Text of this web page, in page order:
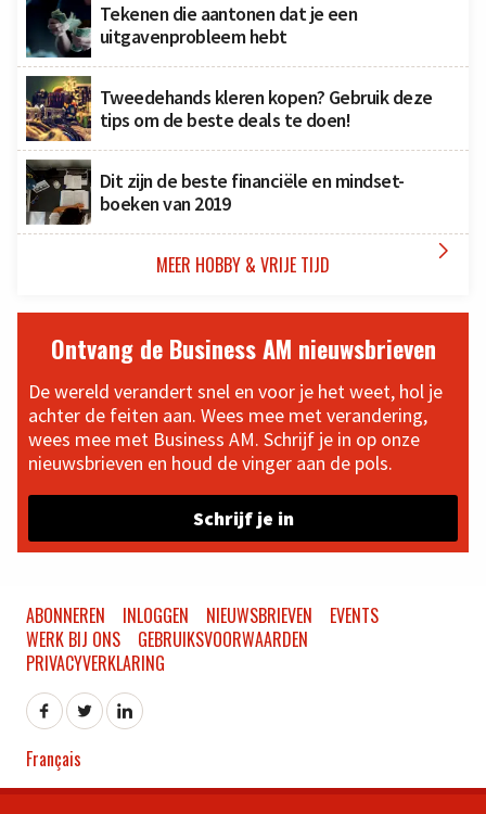
Tekenen die aantonen dat je een
uitgavenprobleem hebt
Tweedehands kleren kopen? Gebruik deze
tips om de beste deals te doen!
Dit zijn de beste financiële en mindset-
boeken van 2019
MEER HOBBY & VRIJE TIJD 
Ontvang de Business AM nieuwsbrieven
De wereld verandert snel en voor je het weet, hol je
achter de feiten aan. Wees mee met verandering,
wees mee met Business AM. Schrijf je in op onze
nieuwsbrieven en houd de vinger aan de pols.
Schrijf je in
ABONNEREN INLOGGEN NIEUWSBRIEVEN
EVENTS
WERK BIJ ONS
GEBRUIKSVOORWAARDEN
PRIVACYVERKLARING
Français